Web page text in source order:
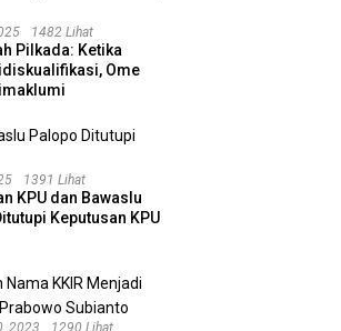
1482 Lihat
Pilkada: Ketika
Ome
1391 Lihat
KPU dan Bawaslu
Keputusan KPU
2023 1290 Lihat